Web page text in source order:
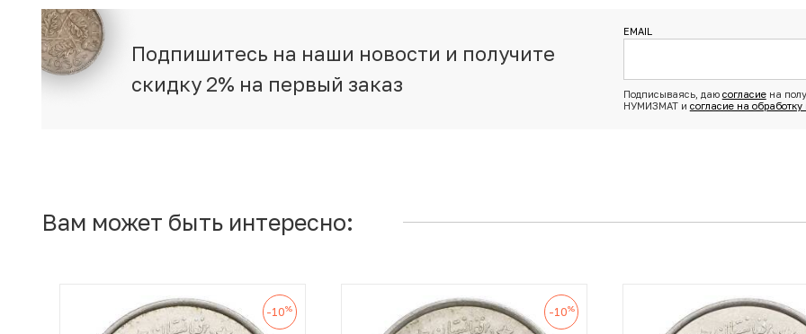
Подпишитесь на наши новости и получите
скидку 2% на первый заказ
EMAIL
Подписываясь, даю согласиена
НУМИЗМАТ и согласие на
Вам может быть интересно:
-10% -10%